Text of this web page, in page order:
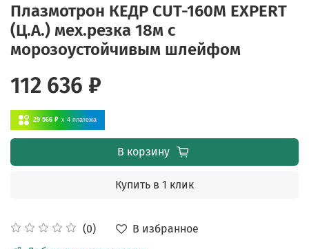
Плазмотрон КЕДР CUT-160M EXPERT
(Ц.А.) мех.резка 18м c
морозоустойчивым шлейфом
(0)
В избранное
112 636 ₽
29 566 ₽ x 4 платежа
В корзину
Купить в 1 клик